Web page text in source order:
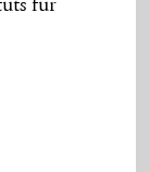
für